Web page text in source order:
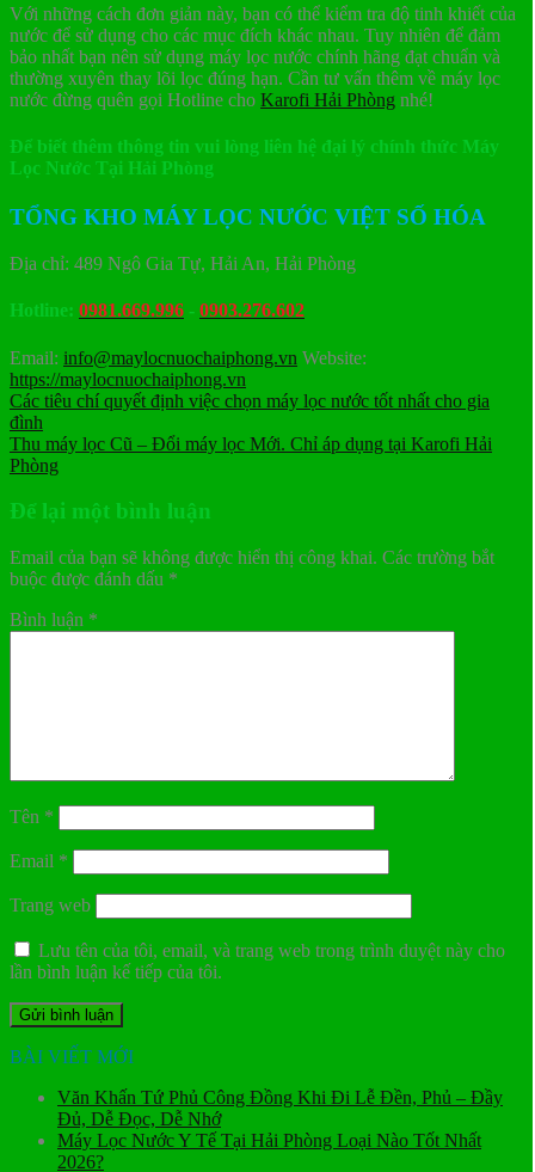
Với những cách đơn giản này, bạn có thể kiểm tra độ tinh khiết của
nước để sử dụng cho các mục đích khác nhau. Tuy nhiên để đảm
bảo nhất bạn nên sử dụng máy lọc nước chính hãng đạt chuẩn và
thường xuyên thay lõi lọc đúng hạn. Cần tư vấn thêm về máy lọc
nước đừng quên gọi Hotline cho Karofi Hải Phòng nhé!
Để biết thêm thông tin vui lòng liên hệ đại lý chính thức Máy
Lọc Nước Tại Hải Phòng
TỔNG KHO MÁY LỌC NƯỚC VIỆT SỐ HÓA
Địa chỉ: 489 Ngô Gia Tự, Hải An, Hải Phòng
Hotline: 0981.669.996 - 0903.276.602
Email: info@maylocnuochaiphong.vn Website:
https://maylocnuochaiphong.vn
Các tiêu chí quyết định việc chọn máy lọc nước tốt nhất cho gia
đình
Thu máy lọc Cũ – Đổi máy lọc Mới. Chỉ áp dụng tại Karofi Hải
Phòng
Để lại một bình luận
Email của bạn sẽ không được hiển thị công khai. Các trường bắt
buộc được đánh dấu *
Bình luận *
Tên *
Email *
Trang web
Lưu tên của tôi, email, và trang web trong trình duyệt này cho
lần bình luận kế tiếp của tôi.
BÀI VIẾT MỚI
Văn Khấn Tứ Phủ Công Đồng Khi Đi Lễ Đền, Phủ – Đầy
Đủ, Dễ Đọc, Dễ Nhớ
Máy Lọc Nước Y Tế Tại Hải Phòng Loại Nào Tốt Nhất
2026?